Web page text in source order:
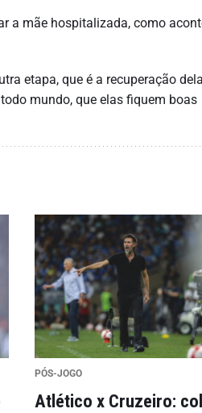
a mãe hospitalizada, como
etapa, que é a recuperação
mundo, que elas fiquem boas
PÓS-JOGO
Atlético x Cruzeiro: